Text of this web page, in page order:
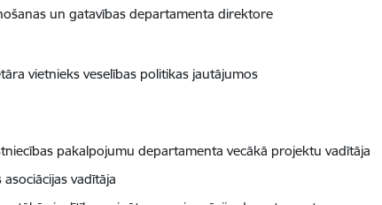
un gatavības departamenta direktore
vietnieks veselības politikas jautājumos
pakalpojumu departamenta vecākā projektu vadītāja
vadītāja